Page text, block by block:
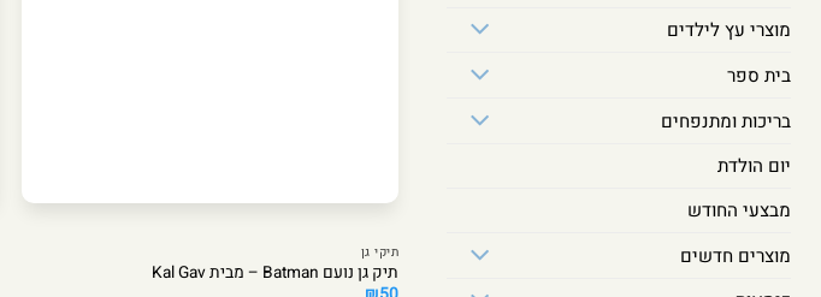
מוצרי עץ לילדים
בית ספר
בריכות ומתנפחים
יום הולדת
מבצעי החודש
מוצרים חדשים
תיקי גן
תיק גן נועם Batman – מבית Kal Gav